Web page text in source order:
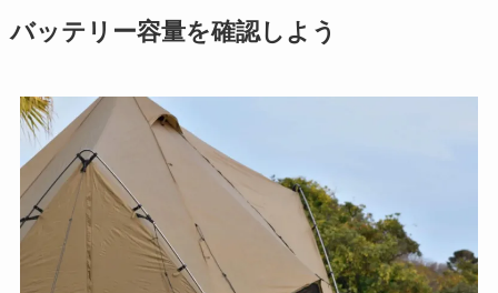
バッテリー容量を確認しよう